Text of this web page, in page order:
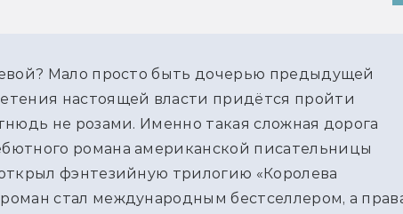
Мало просто быть дочерью предыдущей
настоящей власти придётся пройти
не розами. Именно такая сложная дорога
романа американской писательницы
фэнтезийную трилогию «Королева
стал международным бестселлером, а